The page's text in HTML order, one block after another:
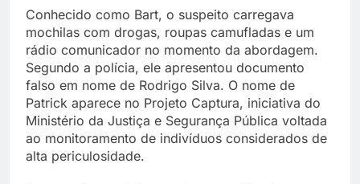
Conhecido como Bart, o suspeito carregava
mochilas com drogas, roupas camufladas e um
rádio comunicador no momento da abordagem.
Segundo a polícia, ele apresentou documento
falso em nome de Rodrigo Silva. O nome de
Patrick aparece no Projeto Captura, iniciativa do
Ministério da Justiça e Segurança Pública voltada
ao monitoramento de indivíduos considerados de
alta periculosidade.